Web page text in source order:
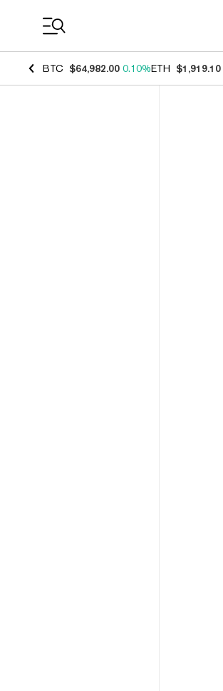
BTC $64,982.00 0.10%ETH $1,919.10